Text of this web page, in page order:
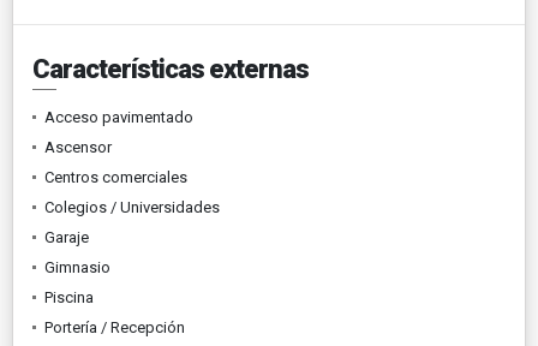
Características externas
Acceso pavimentado
Ascensor
Centros comerciales
Colegios / Universidades
Garaje
Gimnasio
Piscina
Portería / Recepción